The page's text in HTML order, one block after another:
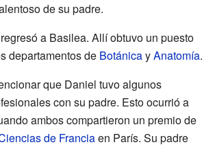
de su padre.
a Basilea. Allí obtuvo un puesto
departamentos de BotánicayAnatomía.
que Daniel tuvo algunos
con su padre. Esto ocurrió a
ambos compartieron un premio de
de Franciaen París. Su padre